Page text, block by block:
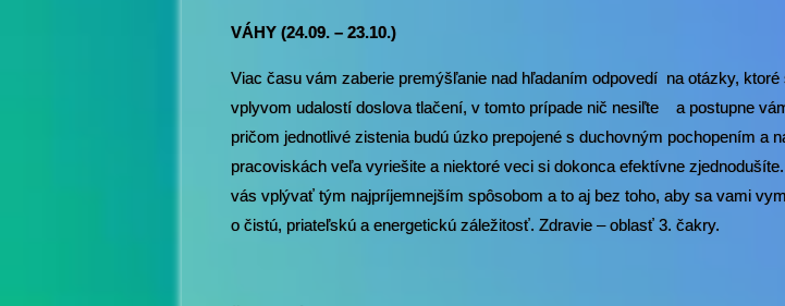
VÁHY (24.09. – 23.10.)
Viac času vám zaberie premýšľanie nad hľadaním odpovedí na otázky,
vplyvom udalostí doslova tlačení, v tomto prípade nič nesiľte a postupne
pričom jednotlivé zistenia budú úzko prepojené s duchovným pochopením a
pracoviskách veľa vyriešite a niektoré veci si dokonca efektívne
vás vplývať tým najpríjemnejším spôsobom a to aj bez toho, aby sa vami
o čistú, priateľskú a energetickú záležitosť. Zdravie – oblasť 3. čakry.